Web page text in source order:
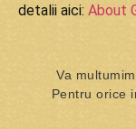
detalii aici: About
Va
Pentru orice